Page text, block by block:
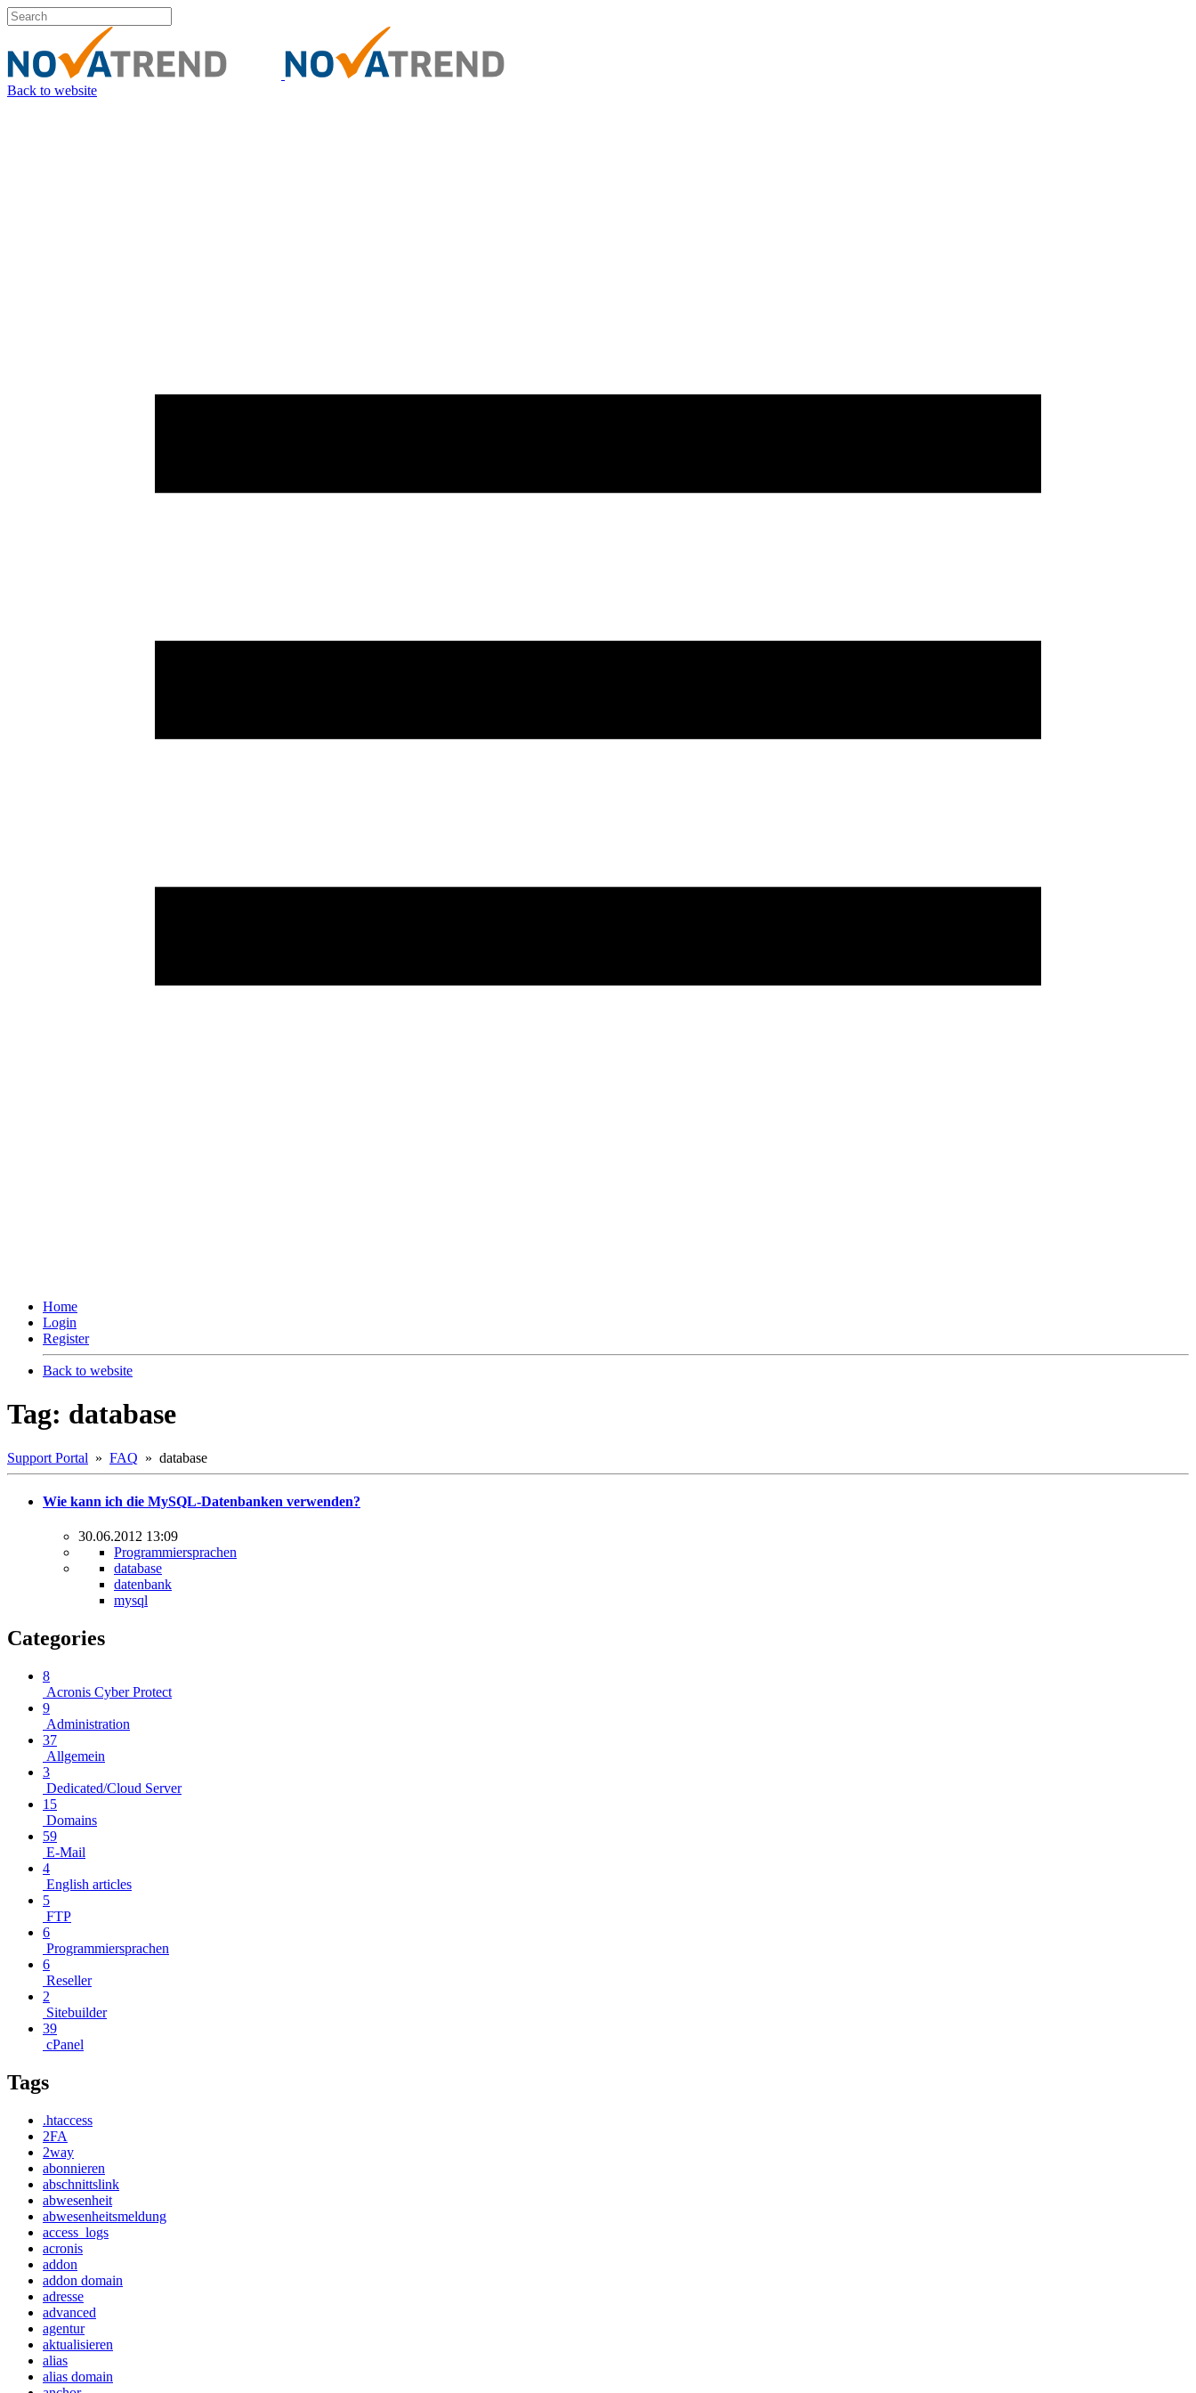
Back to website
Home
Login
Register
Back to website
Tag: database
Support Portal » FAQ » database
Wie kann ich die MySQL-Datenbanken verwenden?
30.06.2012 13:09
Programmiersprachen
database
datenbank
mysql
Categories
8
Acronis Cyber Protect
9
Administration
37
Allgemein
3
Dedicated/Cloud Server
15
Domains
59
E-Mail
4
English articles
5
FTP
6
Programmiersprachen
6
Reseller
2
Sitebuilder
39
cPanel
Tags
.htaccess
2FA
2way
abonnieren
abschnittslink
abwesenheit
abwesenheitsmeldung
access_logs
acronis
addon
addon domain
adresse
advanced
agentur
aktualisieren
alias
alias domain